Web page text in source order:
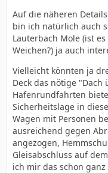
Auf die näheren
bin ich natürlich auch
Lauterbach Mole (ist
Weichen?) ja auch
Vielleicht könnten ja
Deck das nötige
Hafenrundfahrten
Sicherheitslage in
Wagen mit Personen
ausreichend gegen
angezogen,
Gleisabschluss auf
ich mir das schon ganz